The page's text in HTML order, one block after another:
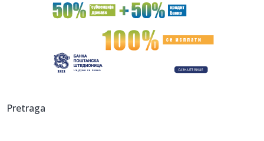
00:44:I fudbalski i muzički spektakl! Madona i Šakira će uveličati ...
Dogodilo se na današnji datum, 15. maj
00:31:Vremeplov: Rođen francuski fizičar Pjer Kiri
nev...
Pretraga